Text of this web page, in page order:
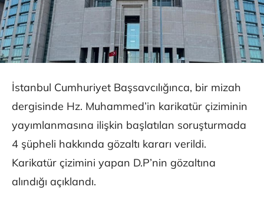
İstanbul Cumhuriyet Başsavcılığınca, bir mizah
dergisinde Hz. Muhammed’in karikatür çiziminin
yayımlanmasına ilişkin başlatılan soruşturmada
4 şüpheli hakkında gözaltı kararı verildi.
Karikatür çizimini yapan D.P’nin gözaltına
alındığı açıklandı.